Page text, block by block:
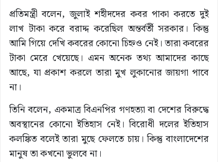
প্রতিমন্ত্রী বলেন, জুলাই শহীদদের কবর পাকা করতে দুই
লাখ টাকা করে বরাদ্দ করেছিল অন্তর্বর্তী সরকার। কিন্তু
আমি গিয়ে দেখি কবরের কোনো চিহ্নও নেই। তারা কবরের
টাকা মেরে খেয়েছে। এমন অনেক তথ্য আমাদের কাছে
আছে, যা প্রকাশ করলে তারা মুখ লুকানোর জায়গা পাবে
না।
তিনি বলেন, একমাত্র বিএনপির গণহত্যা বা দেশের বিরুদ্ধে
অবস্থানের কোনো ইতিহাস নেই। বিরোধী দলের ইতিহাস
কলঙ্কিত বলেই তারা মুছে ফেলতে চায়। কিন্তু বাংলাদেশের
মানুষ তা কখনো ভুলবে না।